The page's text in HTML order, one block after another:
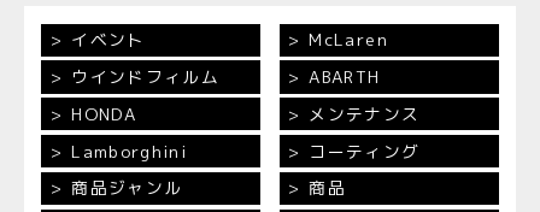
イベント
McLaren
ウインドフィルム
ABARTH
HONDA
メンテナンス
Lamborghini
コーティング
商品ジャンル
商品